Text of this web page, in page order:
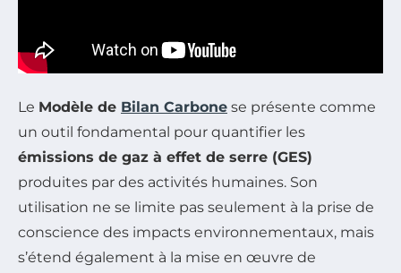
Le Modèle de Bilan Carbone se présente comme
un outil fondamental pour quantifier les
émissions de gaz à effet de serre (GES)
produites par des activités humaines. Son
utilisation ne se limite pas seulement à la prise de
conscience des impacts environnementaux, mais
s’étend également à la mise en œuvre de